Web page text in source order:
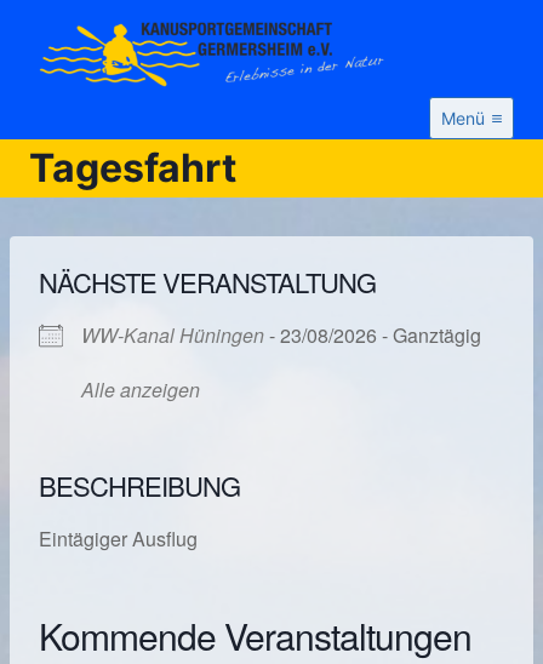
Inhalt
springen
Menü
Tagesfahrt
NÄCHSTE VERANSTALTUNG
WW-Kanal Hüningen- 23/08/2026 - Ganztägig
Alle anzeigen
BESCHREIBUNG
Eintägiger Ausflug
Kommende Veranstaltungen